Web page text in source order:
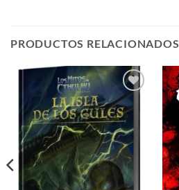
PRODUCTOS RELACIONADOS
Añadir
a la
lista de
deseos